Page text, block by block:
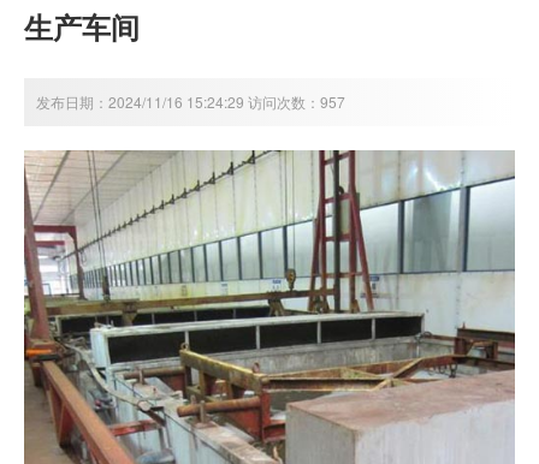
生产车间
发布日期：2024/11/16 15:24:29 访问次数：957